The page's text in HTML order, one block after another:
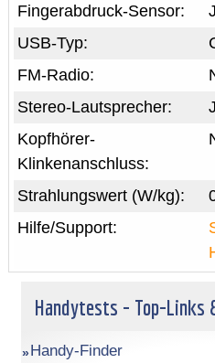
Fingerabdruck-Sensor:
USB-Typ:
FM-Radio:
Stereo-Lautsprecher:
Kopfhörer-
Klinkenanschluss:
Strahlungswert (W/kg):
Hilfe/Support:
Handytests - Top-Links
Handy-Finder